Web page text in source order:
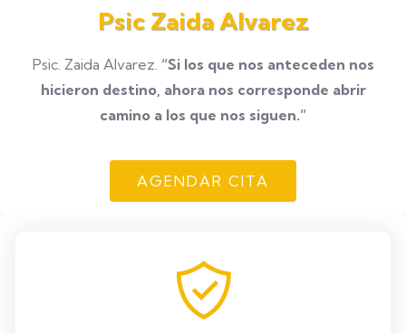
Psic Zaida Alvarez
Psic. Zaida Alvarez. “Si los que nos anteceden nos
hicieron destino, ahora nos corresponde abrir
camino a los que nos siguen.”
AGENDAR CITA